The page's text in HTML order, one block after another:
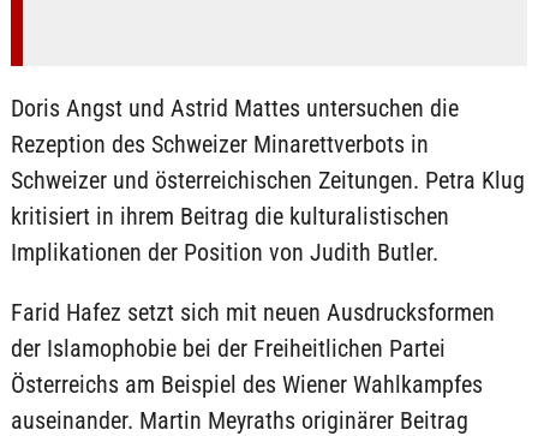
Doris Angst und Astrid Mattes untersuchen die
Rezeption des Schweizer Minarettverbots in
Schweizer und österreichischen Zeitungen. Petra Klug
kritisiert in ihrem Beitrag die kulturalistischen
Implikationen der Position von Judith Butler.
Farid Hafez setzt sich mit neuen Ausdrucksformen
der Islamophobie bei der Freiheitlichen Partei
Österreichs am Beispiel des Wiener Wahlkampfes
auseinander. Martin Meyraths originärer Beitrag